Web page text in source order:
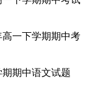
一下学期期中考
期中语文试题